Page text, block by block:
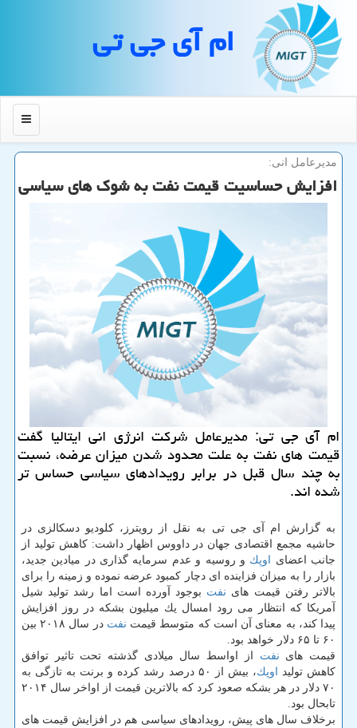
ام آی جی تی
منو
مدیرعامل انی:
افزایش حساسیت قیمت نفت به شوك های سیاسی
ام آی جی تی: مدیرعامل شركت انرژی انی ایتالیا گفت
قیمت های نفت به علت محدود شدن میزان عرضه، نسبت
به چند سال قبل در برابر رویدادهای سیاسی حساس تر
شده اند.
به گزارش ام آی جی تی به نقل از رویترز، كلودیو دسكالزی در
حاشیه مجمع اقتصادی جهان در داووس اظهار داشت: كاهش تولید از
جانب اعضای اوپك و روسیه و عدم سرمایه گذاری در میادین جدید،
بازار را به میزان فزاینده ای دچار كمبود عرضه نموده و زمینه را برای
بالاتر رفتن قیمت های نفت بوجود آورده است اما رشد تولید شیل
آمریكا كه انتظار می رود امسال یك میلیون بشكه در روز افزایش
پیدا كند، به معنای آن است كه متوسط قیمت نفت
در سال ۲۰۱۸ بین
۶۰ تا ۶۵ دلار خواهد بود.
قیمت های نفت از اواسط سال میلادی گذشته تحت تاثیر توافق
كاهش تولید اوپك
، بیش از ۵۰ درصد رشد كرده و برنت به تازگی به
۷۰ دلار در هر بشكه صعود كرد كه بالاترین قیمت از اواخر سال ۲۰۱۴
تابحال بود.
برخلاف سال های پیش، رویدادهای سیاسی هم در افزایش قیمت های